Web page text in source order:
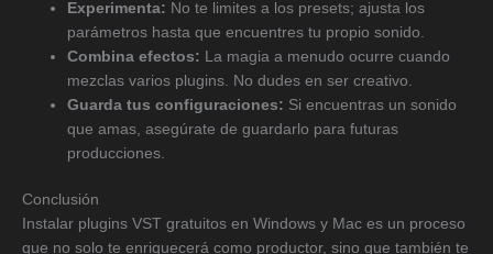
Experimenta: No te limites a los presets; ajusta los
parámetros hasta que encuentres tu propio sonido.
Combina efectos: La magia a menudo ocurre cuando
mezclas varios plugins. No dudes en ser creativo.
Guarda tus configuraciones: Si encuentras un sonido
que amas, asegúrate de guardarlo para futuras
producciones.
Conclusión
Instalar plugins VST gratuitos en Windows y Mac es un proceso
que no solo te enriquecerá como productor, sino que también te